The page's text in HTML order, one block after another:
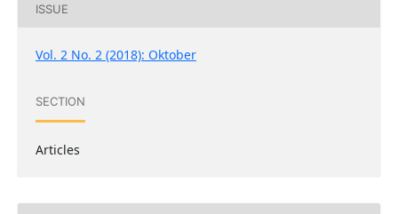
ISSUE
Vol. 2 No. 2 (2018): Oktober
SECTION
Articles